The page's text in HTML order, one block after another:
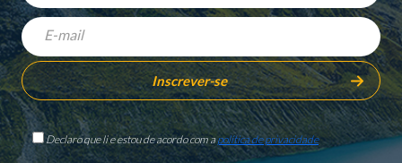
Declaro que li e estou de acordo com a política de privacidade